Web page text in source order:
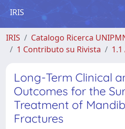
IRIS
IRIS
Catalogo Ricerca
1 Contributo su Rivista
Long-Term Clinical
Outcomes for the
Treatment of
Fractures